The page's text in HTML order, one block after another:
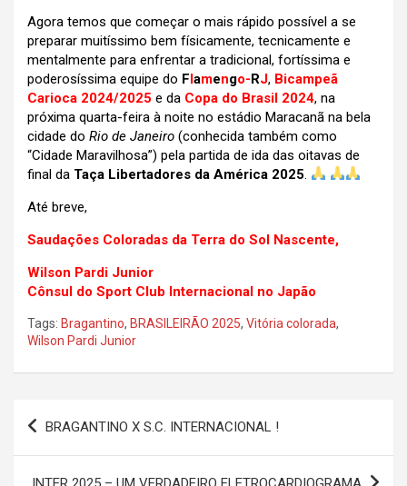
Agora temos que começar o mais rápido possível a se
preparar muitíssimo bem físicamente, tecnicamente e
mentalmente para enfrentar a tradicional, fortíssima e
poderosíssima equipe do Flamengo-RJ, Bicampeã
Carioca 2024/2025 e da Copa do Brasil 2024, na
próxima quarta-feira à noite no estádio Maracanã na bela
cidade do Rio de Janeiro (conhecida também como
“Cidade Maravilhosa”) pela partida de ida das oitavas de
final da Taça Libertadores da América 2025.
Até breve,
Saudações Coloradas da Terra do Sol Nascente,
Wilson Pardi Junior
Cônsul do Sport Club Internacional no Japão
Tags: Bragantino, BRASILEIRÃO 2025, Vitória colorada,
Wilson Pardi Junior
Navegação
Post
BRAGANTINO X S.C. INTERNACIONAL !